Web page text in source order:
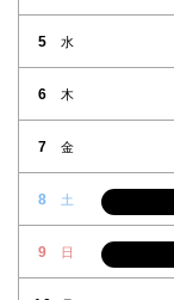
5 水
6 木
7 金
8 土
9 日